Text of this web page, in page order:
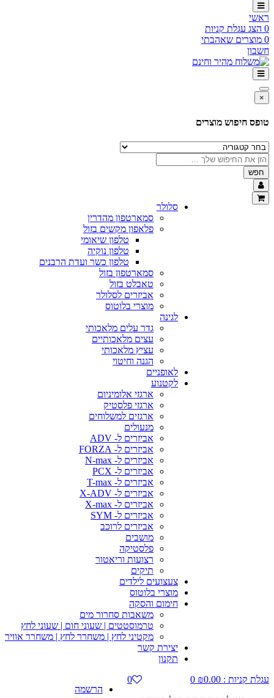
ראשי
0 הצג עגלת קניות
0 מוצרים שאהבתי
חשבון
×
טופס חיפוש מוצרים
חפש
סלולר
סמארטפון מהדרין
פלאפון מקשים בזול
טלפון שיאומי
טלפון נוקיה
טלפון כשר ועדת הרבנים
סמארטפון בזול
טאבלט בזול
אביזרים לסלולר
מוצרי בלוטוס
לגינה
גדר עלים מלאכותי
עצים מלאכותיים
עציץ מלאכותי
הגנה וחיטוי
לאופניים
לקטנוע
ארגזי אלומיניום
ארגזי פלסטיק
ארגזים למשלוחים
מנעולים
אביזרים ל- ADV
אביזרים ל- FORZA
אביזרים ל- N-max
אביזרים ל- PCX
אביזרים ל- T-max
אביזרים ל- X-ADV
אביזרים ל- X-max
אביזרים ל- SYM
אביזרים לרוכב
מושבים
פלסטיקה
רצועות וריאטור
תיקים
צעצועים לילדים
מוצרי בלוטוס
חימום והסקה
משאבות סחרור מים
טרמוסטטים | שעוני חום | שעוני לחץ
מקטיני לחץ | משחרר לחץ | משחרר אוויר
יצירת קשר
תקנון
עגלת קניות :
₪0.00
0
0
הרשמה